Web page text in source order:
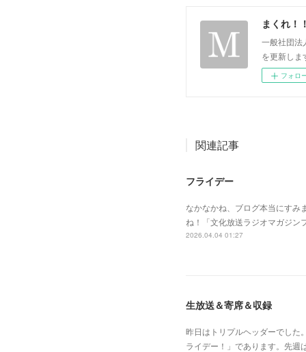
まくれ！
一般社団
を更新し
フォロ
関連記事
フライデー
なかなかね、ブログ本当にすみ
ね！「文化放送ラジオマガジン
2026.04.04 01:27
生放送＆寄席＆収録
昨日はトリプルヘッダーでした
ライデー！」であります。先週